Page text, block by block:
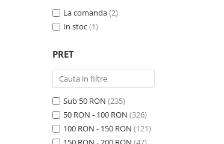
La comanda(2)
In stoc(1)
PRET
Sub 50 RON (235)
50 RON - 100 RON (326)
100 RON - 150 RON (121)